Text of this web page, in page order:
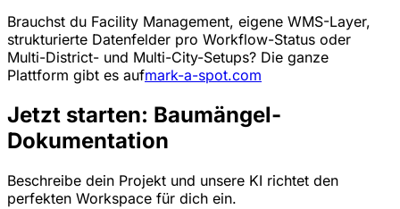
Brauchst du Facility Management, eigene WMS-Layer,
strukturierte Datenfelder pro Workflow-Status oder
Multi-District- und Multi-City-Setups? Die ganze
Plattform gibt es aufmark-a-spot.com
Jetzt starten: Baumängel-
Dokumentation
Beschreibe dein Projekt und unsere KI richtet den
perfekten Workspace für dich ein.